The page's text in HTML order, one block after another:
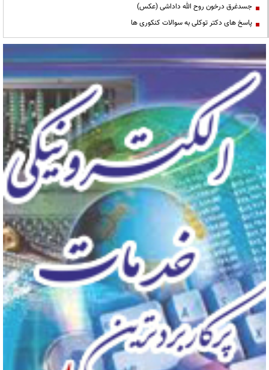
جسدغرق درخون روح الله داداشی (عکس)
پاسخ های دکتر توکلی به سوالات کنکوری ها